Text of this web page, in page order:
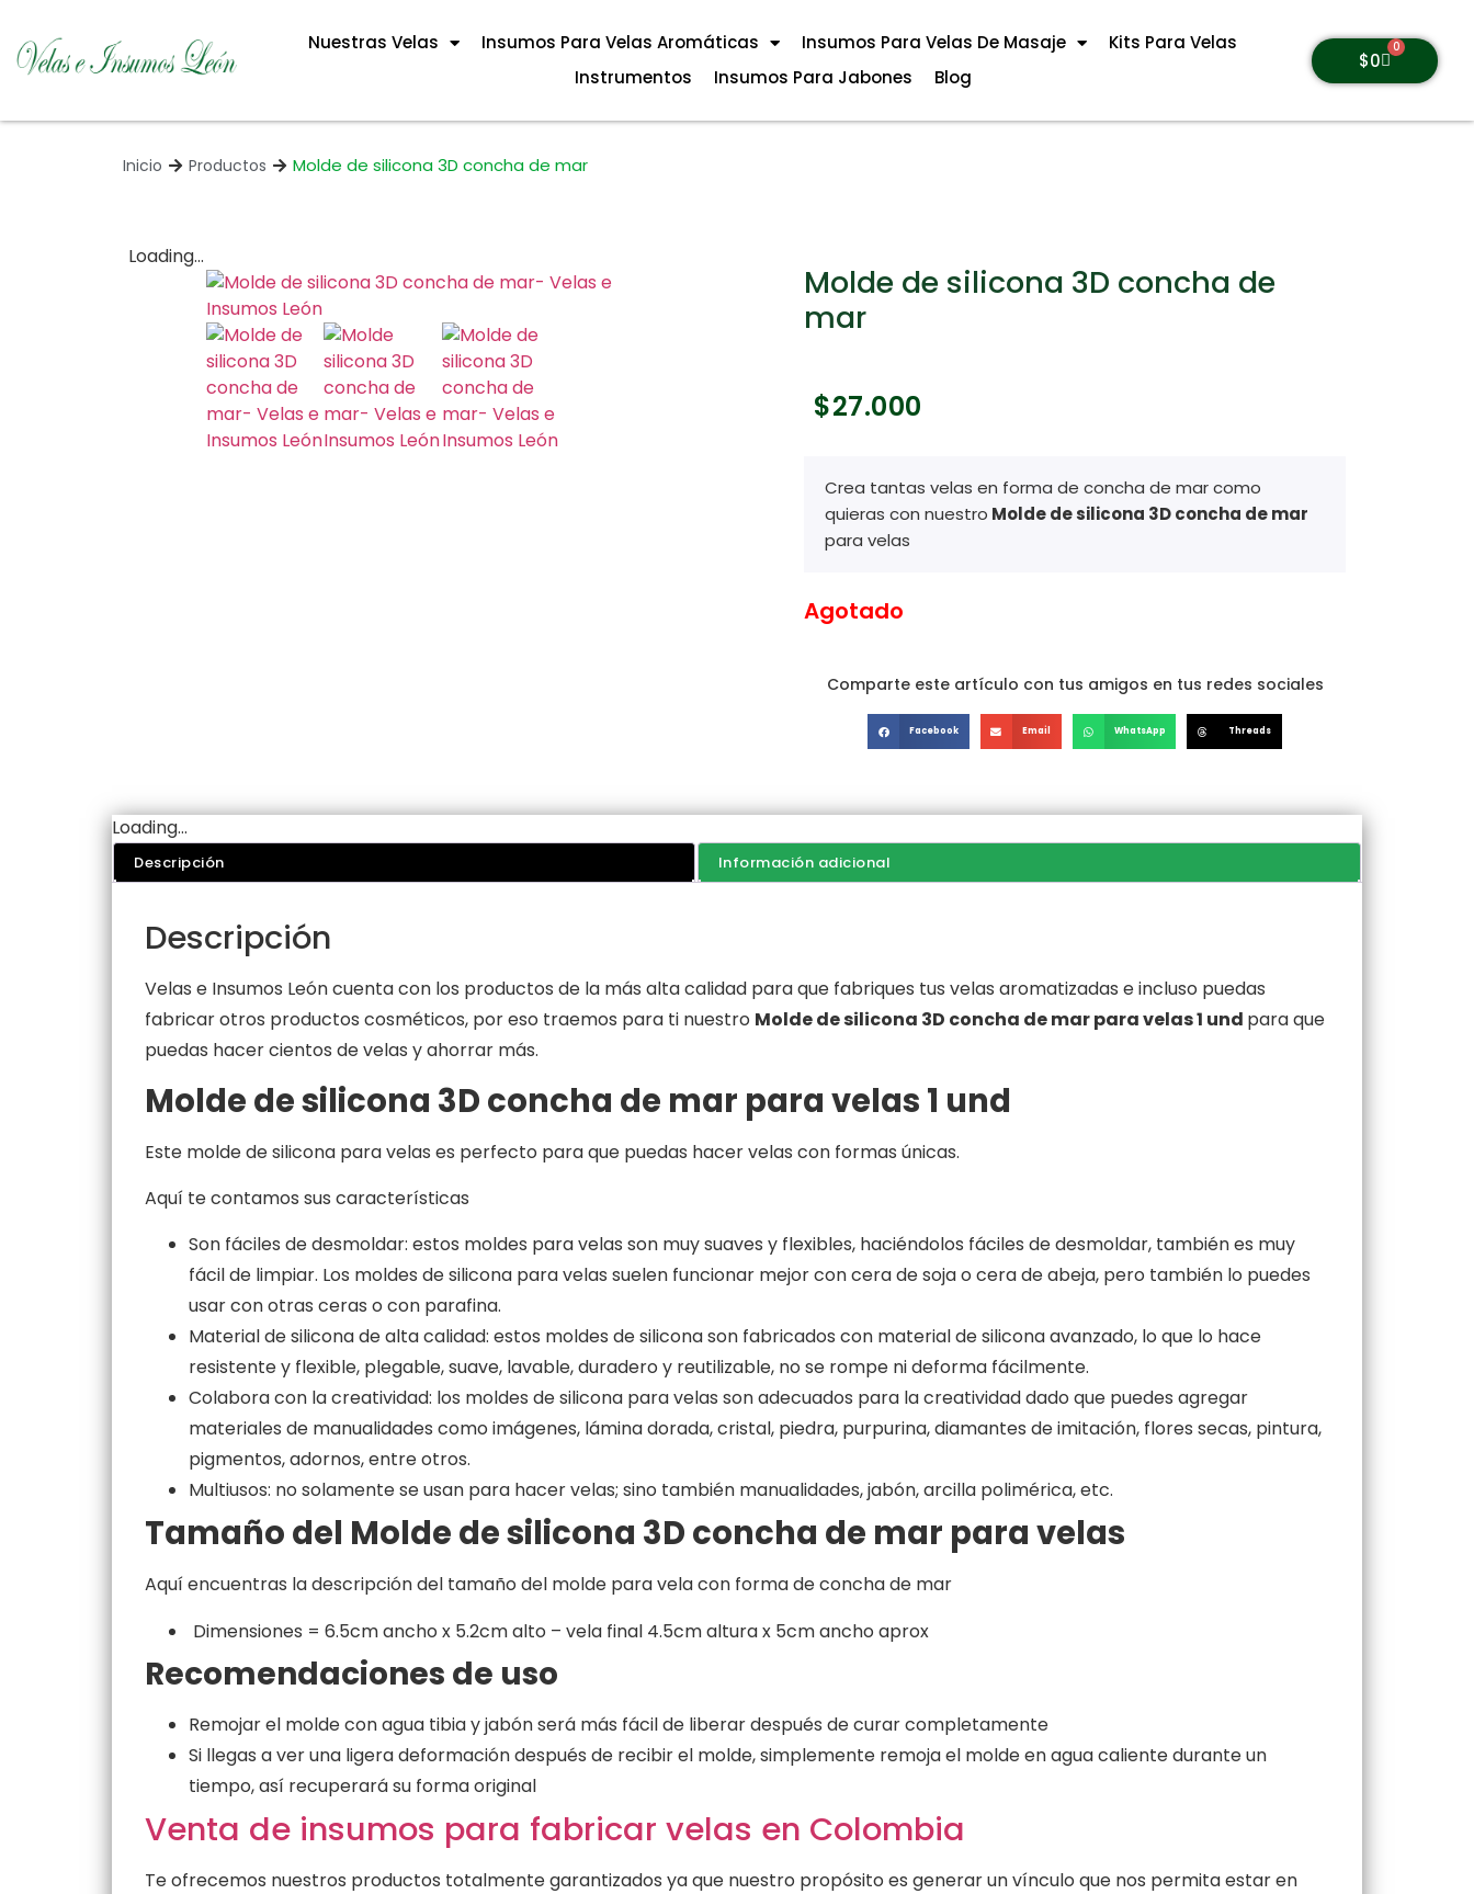
Nuestras Velas Insumos Para Velas Aromáticas Insumos Para Velas De Masaje
Kits Para Velas
Instrumentos
Insumos Para Jabones Blog
$0
0
Inicio Productos Molde de silicona 3D concha de mar
Loading...
Molde de silicona 3D concha de
mar
$27.000
Crea tantas velas en forma de concha de mar como
quieras con nuestro Molde de silicona 3D concha de mar
para velas
Agotado
Comparte este artículo con tus amigos en tus redes sociales
Facebook Email WhatsApp Threads
Loading...
Descripción Información adicional
Descripción
Velas e Insumos León cuenta con los productos de la más alta calidad para que fabriques tus velas aromatizadas e incluso puedas
fabricar otros productos cosméticos, por eso traemos para ti nuestro Molde de silicona 3D concha de mar para velas 1 und para que
puedas hacer cientos de velas y ahorrar más.
Molde de silicona 3D concha de mar para velas 1 und
Este molde de silicona para velas es perfecto para que puedas hacer velas con formas únicas.
Aquí te contamos sus características
Son fáciles de desmoldar: estos moldes para velas son muy suaves y flexibles, haciéndolos fáciles de desmoldar, también es muy
fácil de limpiar. Los moldes de silicona para velas suelen funcionar mejor con cera de soja o cera de abeja, pero también lo puedes
usar con otras ceras o con parafina.
Material de silicona de alta calidad: estos moldes de silicona son fabricados con material de silicona avanzado, lo que lo hace
resistente y flexible, plegable, suave, lavable, duradero y reutilizable, no se rompe ni deforma fácilmente.
Colabora con la creatividad: los moldes de silicona para velas son adecuados para la creatividad dado que puedes agregar
materiales de manualidades como imágenes, lámina dorada, cristal, piedra, purpurina, diamantes de imitación, flores secas, pintura,
pigmentos, adornos, entre otros.
Multiusos: no solamente se usan para hacer velas; sino también manualidades, jabón, arcilla polimérica, etc.
Tamaño del Molde de silicona 3D concha de mar para velas
Aquí encuentras la descripción del tamaño del molde para vela con forma de concha de mar
Dimensiones = 6.5cm ancho x 5.2cm alto – vela final 4.5cm altura x 5cm ancho aprox
Recomendaciones de uso
Remojar el molde con agua tibia y jabón será más fácil de liberar después de curar completamente
Si llegas a ver una ligera deformación después de recibir el molde, simplemente remoja el molde en agua caliente durante un
tiempo, así recuperará su forma original
Venta de insumos para fabricar velas en Colombia
Te ofrecemos nuestros productos totalmente garantizados ya que nuestro propósito es generar un vínculo que nos permita estar en